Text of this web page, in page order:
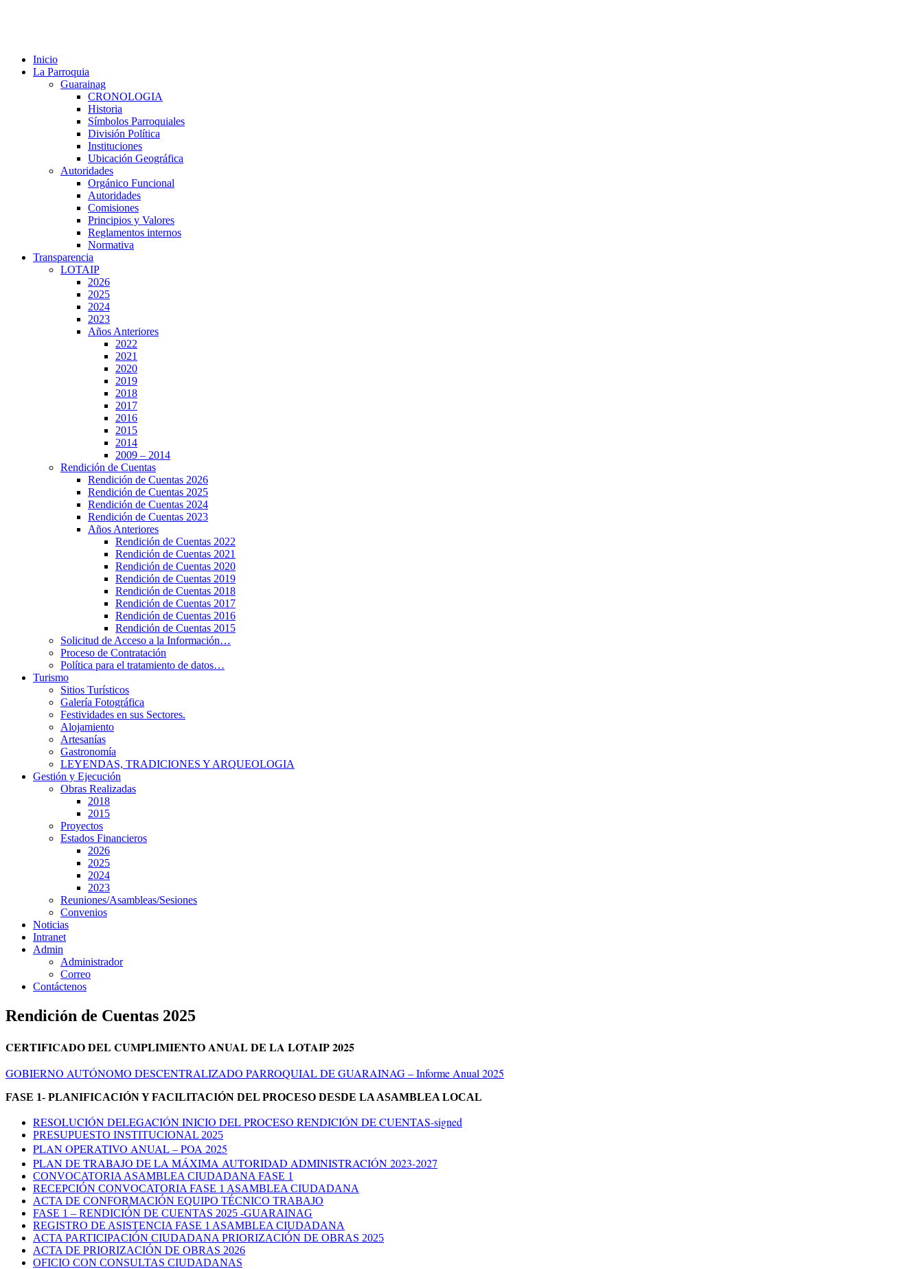
Inicio
La Parroquia
Guarainag
CRONOLOGIA
Historia
Símbolos Parroquiales
División Política
Instituciones
Ubicación Geográfica
Autoridades
Orgánico Funcional
Autoridades
Comisiones
Principios y Valores
Reglamentos internos
Normativa
Transparencia
LOTAIP
2026
2025
2024
2023
Años Anteriores
2022
2021
2020
2019
2018
2017
2016
2015
2014
2009 – 2014
Rendición de Cuentas
Rendición de Cuentas 2026
Rendición de Cuentas 2025
Rendición de Cuentas 2024
Rendición de Cuentas 2023
Años Anteriores
Rendición de Cuentas 2022
Rendición de Cuentas 2021
Rendición de Cuentas 2020
Rendición de Cuentas 2019
Rendición de Cuentas 2018
Rendición de Cuentas 2017
Rendición de Cuentas 2016
Rendición de Cuentas 2015
Solicitud de Acceso a la Información…
Proceso de Contratación
Política para el tratamiento de datos…
Turismo
Sitios Turísticos
Galería Fotográfica
Festividades en sus Sectores.
Alojamiento
Artesanías
Gastronomía
LEYENDAS, TRADICIONES Y ARQUEOLOGIA
Gestión y Ejecución
Obras Realizadas
2018
2015
Proyectos
Estados Financieros
2026
2025
2024
2023
Reuniones/Asambleas/Sesiones
Convenios
Noticias
Intranet
Admin
Administrador
Correo
Contáctenos
Rendición de Cuentas 2025
CERTIFICADO DEL CUMPLIMIENTO ANUAL DE LA LOTAIP 2025
GOBIERNO AUTÓNOMO DESCENTRALIZADO PARROQUIAL DE GUARAINAG – Informe Anual 2025
FASE 1- PLANIFICACIÓN Y FACILITACIÓN DEL PROCESO DESDE LA ASAMBLEA LOCAL
RESOLUCIÓN DELEGACIÓN INICIO DEL PROCESO RENDICIÓN DE CUENTAS-signed
PRESUPUESTO INSTITUCIONAL 2025
PLAN OPERATIVO ANUAL – POA 2025
PLAN DE TRABAJO DE LA MÁXIMA AUTORIDAD ADMINISTRACIÓN 2023-2027
CONVOCATORIA ASAMBLEA CIUDADANA FASE 1
RECEPCIÓN CONVOCATORIA FASE 1 ASAMBLEA CIUDADANA
ACTA DE CONFORMACIÓN EQUIPO TÉCNICO TRABAJO
FASE 1 – RENDICIÓN DE CUENTAS 2025 -GUARAINAG
REGISTRO DE ASISTENCIA FASE 1 ASAMBLEA CIUDADANA
ACTA PARTICIPACIÓN CIUDADANA PRIORIZACIÓN DE OBRAS 2025
ACTA DE PRIORIZACIÓN DE OBRAS 2026
OFICIO CON CONSULTAS CIUDADANAS